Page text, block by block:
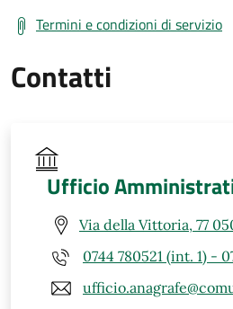
Termini e condizioni di servizio
Contatti
Ufficio
Via della Vittoria, 77
0744 780521 (int. 1) -